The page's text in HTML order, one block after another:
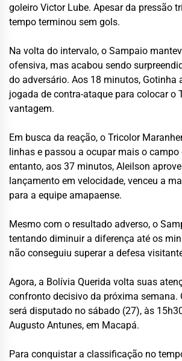
goleiro Victor Lube. Apesar da pressão
tempo terminou sem gols.
Na volta do intervalo, o Sampaio
ofensiva, mas acabou sendo
do adversário. Aos 18 minutos, Gotinha
jogada de contra-ataque para colocar o
vantagem.
Em busca da reação, o Tricolor
linhas e passou a ocupar mais o
entanto, aos 37 minutos, Aleilson
lançamento em velocidade, venceu a
para a equipe amapaense.
Mesmo com o resultado adverso, o
tentando diminuir a diferença até os
não conseguiu superar a defesa
Agora, a Bolívia Querida volta suas
confronto decisivo da próxima semana.
será disputado no sábado (27), às
Augusto Antunes, em Macapá.
Para conquistar a classificação no